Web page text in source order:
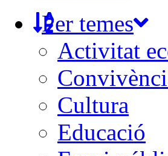
Per temes
Activitat
Cultura
Educació